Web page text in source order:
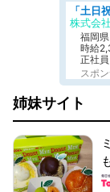
株式会
福岡
時給
正社員
スポ
姉妹サイト